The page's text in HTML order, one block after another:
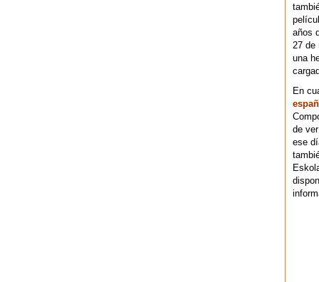
años
27 de
una
En
de
ese